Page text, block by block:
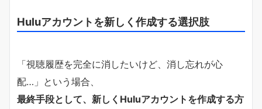
Huluアカウントを新しく作成する選択肢
「視聴履歴を完全に消したいけど、消し忘れが心
配…」という場合、
最終手段として、新しくHuluアカウントを作成する方